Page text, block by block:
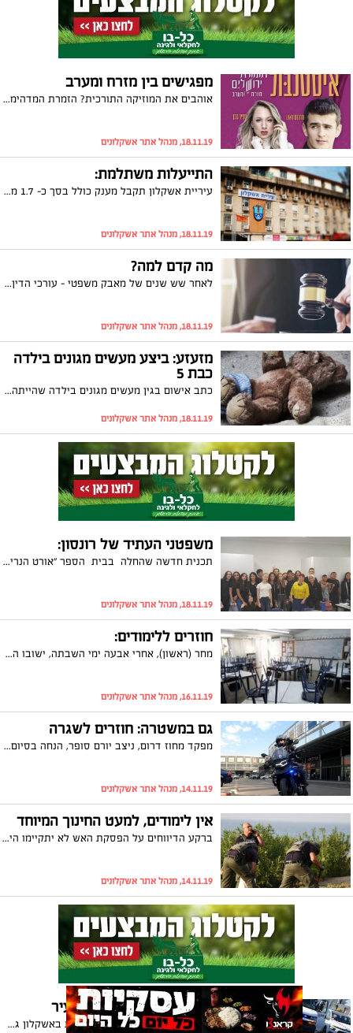
מפגישים בין מזרח ומערב
אוהבים את המוזיקה התורכית? הזמרת המדהימה ספיר סבן תגיע להיכל התרבות אשקלון יחד עם מחמט דאש ותזמורת ירושלים. יחד הם יביאו אל הבמה בהרמוניה מושלמת את המוזיקה התורכית הייחודית והאותנטית. כשמזרח ומערב נפגשים בניחוחות איסטנבול, ההנאה מובטחת!
18.11.19, מנהל אתר אשקלונים
התייעלות משתלמת:
​​​​​​​עיריית אשקלון תקבל מענק כולל בסך כ- 1.7 מליון ש"ח עבור בחירתה לייעל את צריכת האנרגיה ולהפחית פליטת גזי חממה. כך הודיעו משרדי האנרגיה, הכלכלה והתעשייה והגנת הסביבה
18.11.19, מנהל אתר אשקלונים
מה קדם למה?
לאחר שש שנים של מאבק משפטי - עורכי הדין איל כהן ואבי קריסי הצליחו להוכיח כי האירוע המוחי שבו לקה תושב אשקלון, נבע כתוצאה מהנפילה מהטרקטור שממנו מנפל ולא להיפך
18.11.19, מנהל אתר אשקלונים
מזעזע: ביצע מעשים מגונים בילדה
כבת 5
כתב אישום בגין מעשים מגונים בילדה שהייתה בזמן המעשים כבת 5, הוגש ביום שישי האחרון נגד פיוטר לפקו בן 59 מאשקלון. זוהי הפעם השנייה שהוא מואשם בעבירה מסוג זה, כאשר רק עכשיו סיים לרצות מאסר בגין אותה עבירה בילדה אחרת בשכונתו
18.11.19, מנהל אתר אשקלונים
משפטני העתיד של רונסון:
תכנית חדשה שהחלה בבית הספר "אורט הנרי רונסון", תכשיר את התלמידים לבצע משפטים מבוימים, חלקם גם בשפה האנגלית
18.11.19, מנהל אתר אשקלונים
חוזרים ללימודים:
מחר (ראשון), אחרי אבעה ימי השבתה, ישובו התלמידים באשקלון למוסדות החינוך בכל המסגרות
16.11.19, מנהל אתר אשקלונים
גם במשטרה: חוזרים לשגרה
מפקד מחוז דרום, ניצב יורם סופר, הנחה בסיום הערכת מצב שהסתיימה זה עתה על מעבר ממערך חירום לשגרה במתכונת מתוגברת בפריסת כוחות השיטור והחבלנים. קצין חבלה נגב, רפ"ק ארז טמסות, בפניה לציבור: "לא לקחת סיכון, ברגע שמזהים חפץ חשוד תחייגו 100"
14.11.19, מנהל אתר אשקלונים
אין לימודים, למעט החינוך המיוחד
ברקע הדיווחים על הפסקת האש לא יתקיימו היום (חמישי) לימודים בכל מוסדות החינוך. כך נמסר מעיריית אשקלון. הלימודים בחינוך המיוחד יחלו בשעה 10:00 כולל הסעות בעיר ומחוצה לה וכולל גני הילדים (למעט במוסדות בהם משולבים תלמידים בבתי ספר רגילים - עבורם תתקיים פעילות הפגתית במקיף ד')
14.11.19, מנהל אתר אשקלונים
21:00 - ירי מטח לעבר העיר
ההסלמה נמשכת: אזעקות נשמעות באשקלון גם היום (רביעי). באזעקות האחרונות יירוטים של כיפת ברזל